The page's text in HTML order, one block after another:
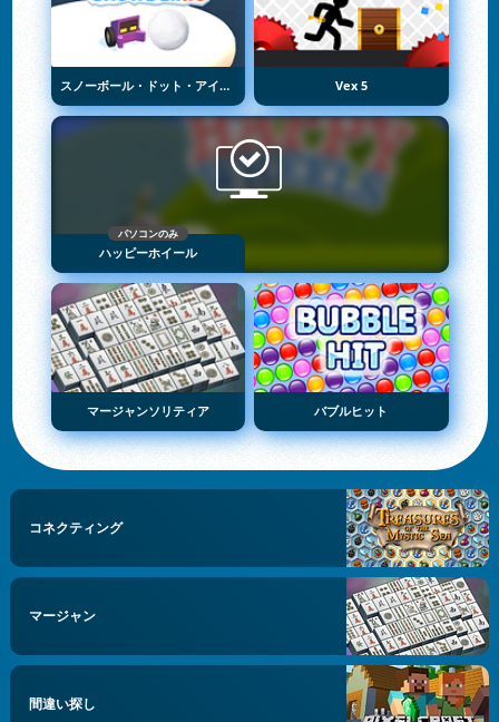
スノーボール・ドット・アイオー Vex 5
パソコンのみ
ハッピーホイール
マージャンソリティア バブルヒット
コネクティング
マージャン
間違い探し